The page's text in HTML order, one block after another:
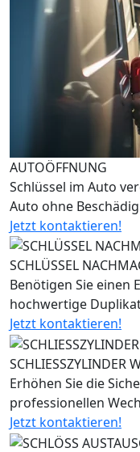
AUTOÖFFNUNG
Schlüssel im Auto
Auto ohne
Jetzt kontaktieren!
SCHLÜSSEL
Benötigen Sie einen
hochwertige
Jetzt kontaktieren!
SCHLIESSZYLINDER
Erhöhen Sie die
professionellen
Jetzt kontaktieren!